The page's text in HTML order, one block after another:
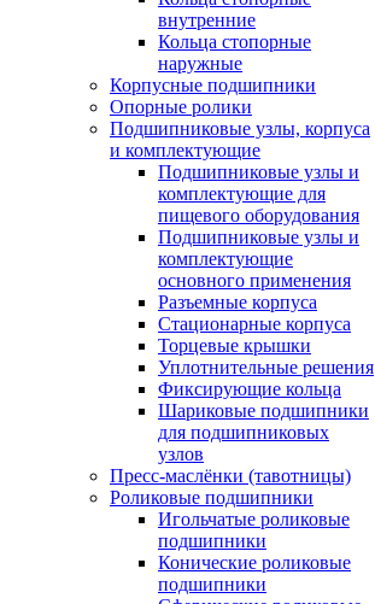
внутренние
Кольца стопорные
наружные
Корпусные подшипники
Опорные ролики
Подшипниковые узлы, корпуса
и комплектующие
Подшипниковые узлы и
комплектующие для
пищевого оборудования
Подшипниковые узлы и
комплектующие
основного применения
Разъемные корпуса
Стационарные корпуса
Торцевые крышки
Уплотнительные решения
Фиксирующие кольца
Шариковые подшипники
для подшипниковых
узлов
Пресс-маслёнки (тавотницы)
Роликовые подшипники
Игольчатые роликовые
подшипники
Конические роликовые
подшипники